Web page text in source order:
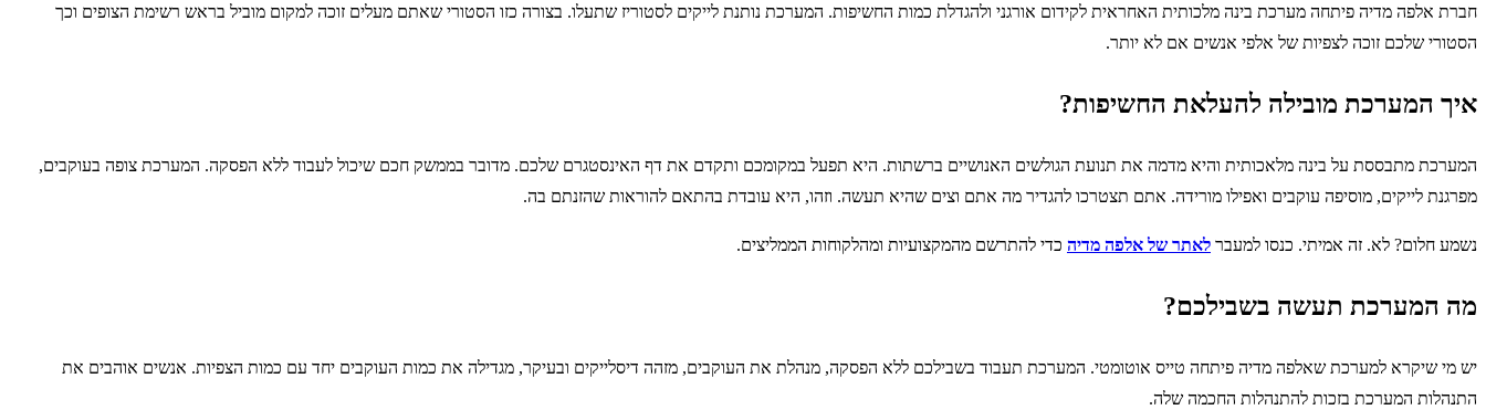
חברת אלפה מדיה פיתחה מערכת בינה מלכותית האחראית לקידום אורגני ולהגדלת כמות החשיפות. המערכת נותנת לייקים לסטוריז שתעלו. בצורה כזו הסטורי שאתם מעלים זוכה למקום מוביל בראש רשימת הצופים וכך
הסטורי שלכם זוכה לצפיות של אלפי אנשים אם לא יותר.
איך המערכת מובילה להעלאת החשיפות?
המערכת מתבססת על בינה מלאכותית והיא מדמה את תנועת הגולשים האנושיים ברשתות. היא תפעל במקומכם ותקדם את דף האינסטגרם שלכם. מדובר בממשק חכם שיכול לעבוד ללא הפסקה. המערכת צופה בעוקבים,
מפרגנת לייקים, מוסיפה עוקבים ואפילו מורידה. אתם תצטרכו להגדיר מה אתם וצים שהיא תעשה. וזהו, היא עובדת בהתאם להוראות שהזנתם בה.
נשמע חלום? לא. זה אמיתי. כנסו למעבר לאתר של אלפה מדיה כדי להתרשם מהמקצועיות ומהלקוחות הממליצים.
מה המערכת תעשה בשבילכם?
יש מי שיקרא למערכת שאלפה מדיה פיתחה טייס אוטומטי. המערכת תעבוד בשבילכם ללא הפסקה, מנהלת את העוקבים, מזהה דיסלייקים ובעיקר, מגדילה את כמות העוקבים יחד עם כמות הצפיות. אנשים אוהבים את
התנהלות המערכת בזכות להתנהלות החכמה שלה.